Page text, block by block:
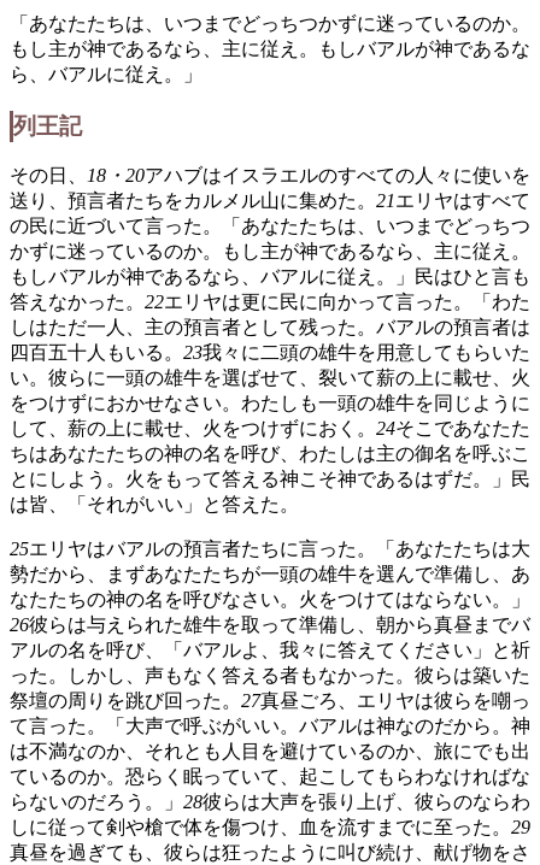
「あなたたちは、いつまでどっちつかずに迷っているのか。
もし主が神であるなら、主に従え。もしバアルが神であるな
ら、バアルに従え。」
列王記
その日、 18・20アハブはイスラエルのすべての人々に使いを
送り、預言者たちをカルメル山に集めた。 21エリヤはすべて
の民に近づいて言った。「あなたたちは、いつまでどっちつ
かずに迷っているのか。もし主が神であるなら、主に従え。
もしバアルが神であるなら、バアルに従え。」民はひと言も
答えなかった。 22エリヤは更に民に向かって言った。「わた
しはただ一人、主の預言者として残った。バアルの預言者は
四百五十人もいる。 23我々に二頭の雄牛を用意してもらいた
い。彼らに一頭の雄牛を選ばせて、裂いて薪の上に載せ、火
をつけずにおかせなさい。わたしも一頭の雄牛を同じように
して、薪の上に載せ、火をつけずにおく。 24そこであなたた
ちはあなたたちの神の名を呼び、わたしは主の御名を呼ぶこ
とにしよう。火をもって答える神こそ神であるはずだ。」民
は皆、「それがいい」と答えた。
25エリヤはバアルの預言者たちに言った。「あなたたちは大
勢だから、まずあなたたちが一頭の雄牛を選んで準備し、あ
なたたちの神の名を呼びなさい。火をつけてはならない。」
26彼らは与えられた雄牛を取って準備し、朝から真昼までバ
アルの名を呼び、「バアルよ、我々に答えてください」と祈
った。しかし、声もなく答える者もなかった。彼らは築いた
祭壇の周りを跳び回った。 27真昼ごろ、エリヤは彼らを嘲っ
て言った。「大声で呼ぶがいい。バアルは神なのだから。神
は不満なのか、それとも人目を避けているのか、旅にでも出
ているのか。恐らく眠っていて、起こしてもらわなければな
らないのだろう。」 28彼らは大声を張り上げ、彼らのならわ
しに従って剣や槍で体を傷つけ、血を流すまでに至った。 29
真昼を過ぎても、彼らは狂ったように叫び続け、献げ物をさ